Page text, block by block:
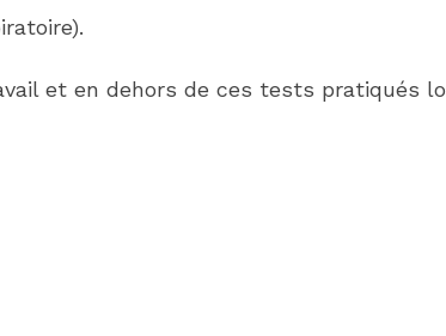
et en dehors de ces tests pratiqués